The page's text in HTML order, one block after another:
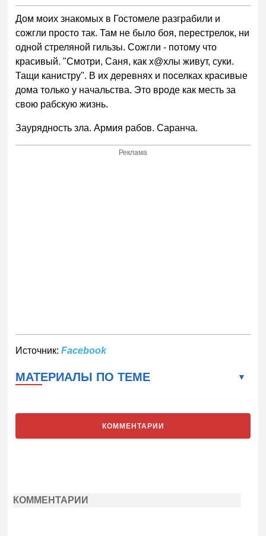
Дом моих знакомых в Гостомеле разграбили и
сожгли просто так. Там не было боя, перестрелок, ни
одной стреляной гильзы. Сожгли - потому что
красивый. "Смотри, Саня, как х@хлы живут, суки.
Тащи канистру". В их деревнях и поселках красивые
дома только у начальства. Это вроде как месть за
свою рабскую жизнь.
Заурядность зла. Армия рабов. Саранча.
Реклама
Источник:Facebook
МАТЕРИАЛЫ ПО ТЕМЕ
КОММЕНТАРИИ
КОММЕНТАРИИ